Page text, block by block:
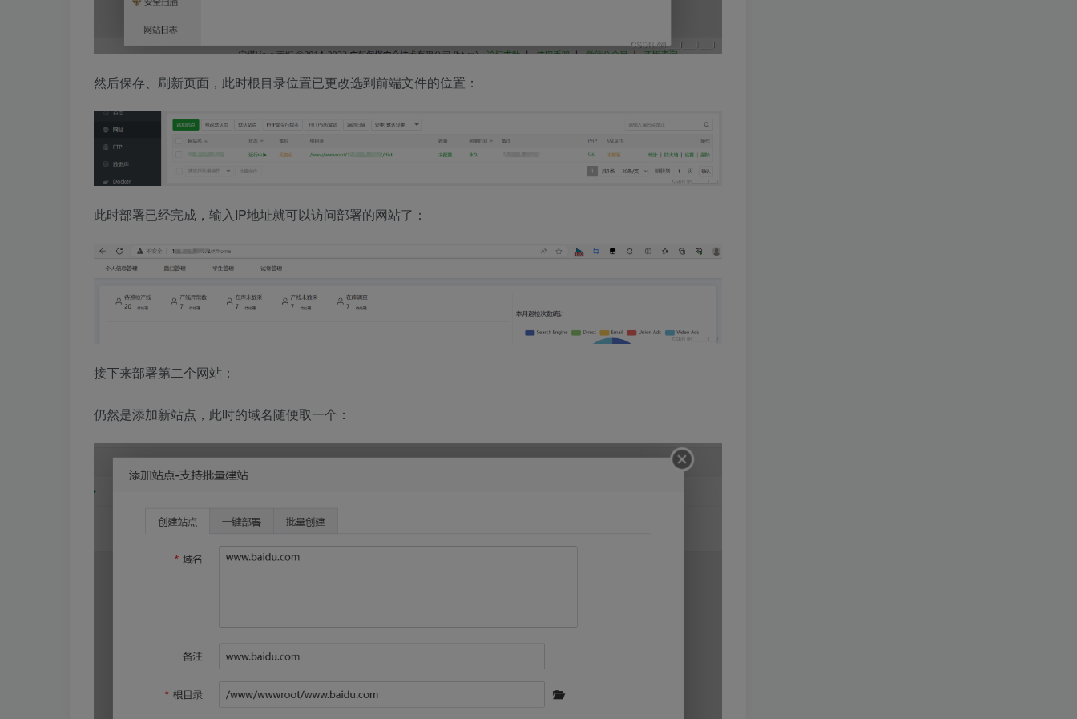
然后保存、刷新页面，此时根目录位置已更改选到前端文件的位置：
此时部署已经完成，输入IP地址就可以访问部署的网站了：
接下来部署第二个网站：
仍然是添加新站点，此时的域名随便取一个：